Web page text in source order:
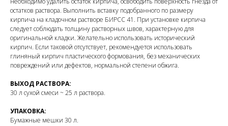
остатков раствора. Выполнить вставку подобранного по размеру
кирпича на кладочном растворе БИРСС 41. При установке кирпича
следует соблюдать толщину растворных швов, характерную для
оригинальной кладки. Желательно использовать исторический
кирпич. Если таковой отсутствует, рекомендуется использовать
глиняный кирпич пластического формования, без механических
повреждений или дефектов, нормальной степени обжига.
ВЫХОД РАСТВОРА:
30 л сухой смеси ~ 25 л раствора.
УПАКОВКА:
Бумажные мешки 30 л.